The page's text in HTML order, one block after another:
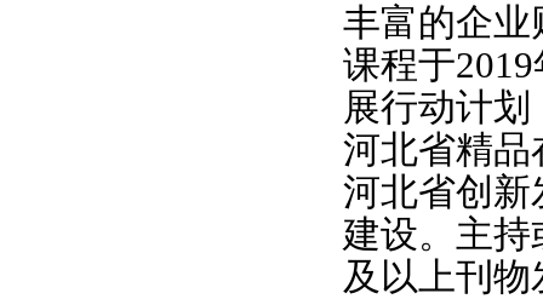
丰富的企业
课程于2019
展行动计划
河北省精品
河北省创新
建设。主
及以上刊